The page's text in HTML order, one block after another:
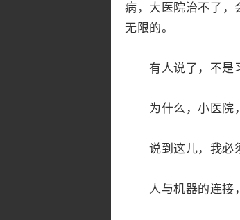
病，大医院治不了，
无限的。
有人说了，不是习
为什么，小医院，
说到这儿，我必须
人与机器的连接，